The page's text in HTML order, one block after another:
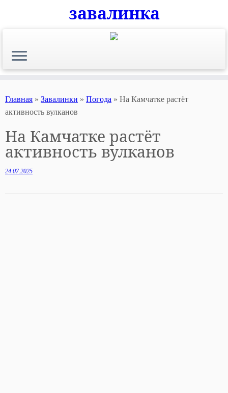
завалинка
Главная » Завалинки » Погода » На Камчатке растёт
активность вулканов
На Камчатке растёт
активность вулканов
24.07.2025